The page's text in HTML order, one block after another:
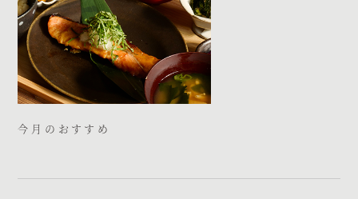
今月のおすすめ